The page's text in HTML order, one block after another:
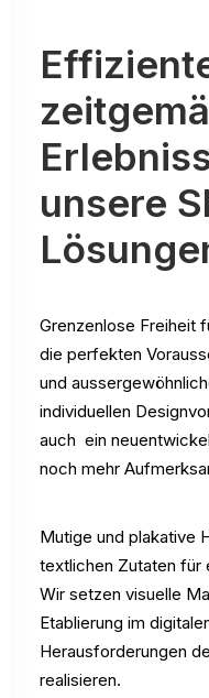
unsere
Grenzenlose Freiheit
die perfekten
und
individuellen
auch ein
noch mehr
Mutige und plakative
textlichen Zutaten für
Wir setzen visuelle
Etablierung im
Herausforderungen
realisieren.